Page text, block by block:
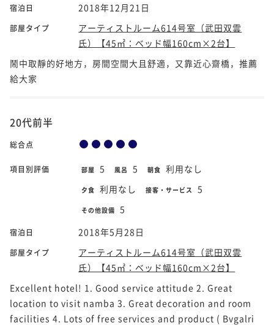
宿泊日 2018年12月21日
部屋タイプ
アーティストルーム614号室（武田双雲
氏）【45㎡：ベッド幅160cm×2台】
鬧中取靜的好地方，房間空間大且舒適，又靠近心齋橋，推薦
給大家
20代前半
総合点
項目別評価 部屋 5 風呂 5 朝食 利用なし
夕食 利用なし 接客・サービス 5
その他設備 5
宿泊日 2018年5月28日
部屋タイプ
アーティストルーム614号室（武田双雲
氏）【45㎡：ベッド幅160cm×2台】
Excellent hotel! 1. Good service attitude 2. Great
location to visit namba 3. Great decoration and room
facilities 4. Lots of free services and product ( Bvgalri